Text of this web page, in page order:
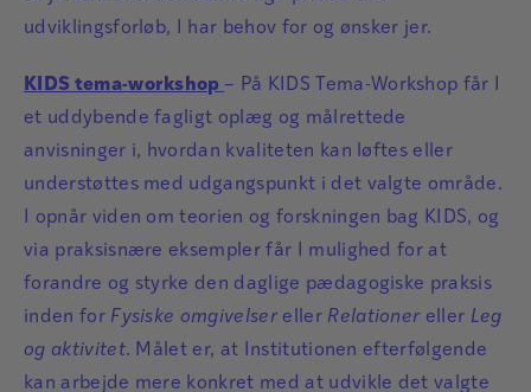
udviklingsforløb, I har behov for og ønsker jer.
KIDS tema-workshop – På KIDS Tema-Workshop får I
et uddybende fagligt oplæg og målrettede
anvisninger i, hvordan kvaliteten kan løftes eller
understøttes med udgangspunkt i det valgte område.
I opnår viden om teorien og forskningen bag KIDS, og
via praksisnære eksempler får I mulighed for at
forandre og styrke den daglige pædagogiske praksis
inden forFysiske omgivelsereller Relationer eller Leg
og aktivitet. Målet er, at Institutionen efterfølgende
kan arbejde mere konkret med at udvikle det valgte